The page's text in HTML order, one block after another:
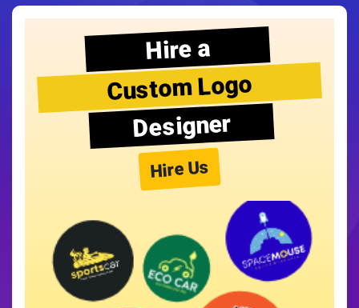
Hire a
Custom Logo
Designer
Hire Us